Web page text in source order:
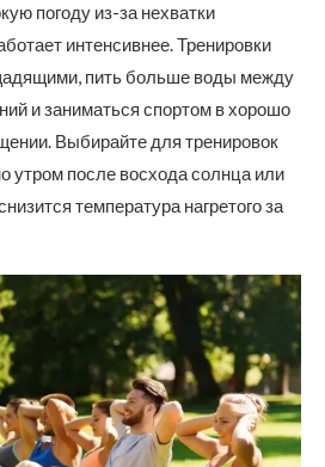
погоду из-за нехватки
интенсивнее. Тренировки
пить больше воды между
и заниматься спортом в хорошо
Выбирайте для тренировок
утром после восхода солнца или
температура нагретого за